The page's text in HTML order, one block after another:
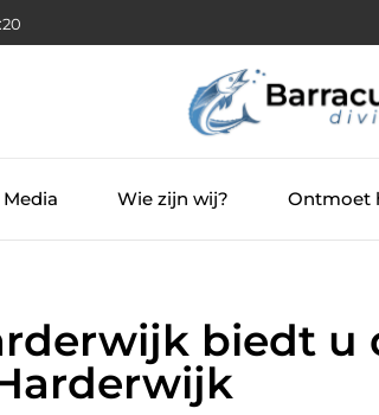
Wie zijn wij? Ontmoet
biedt u